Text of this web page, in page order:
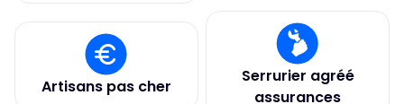
Artisans pas cher
Serrurier agréé
assurances